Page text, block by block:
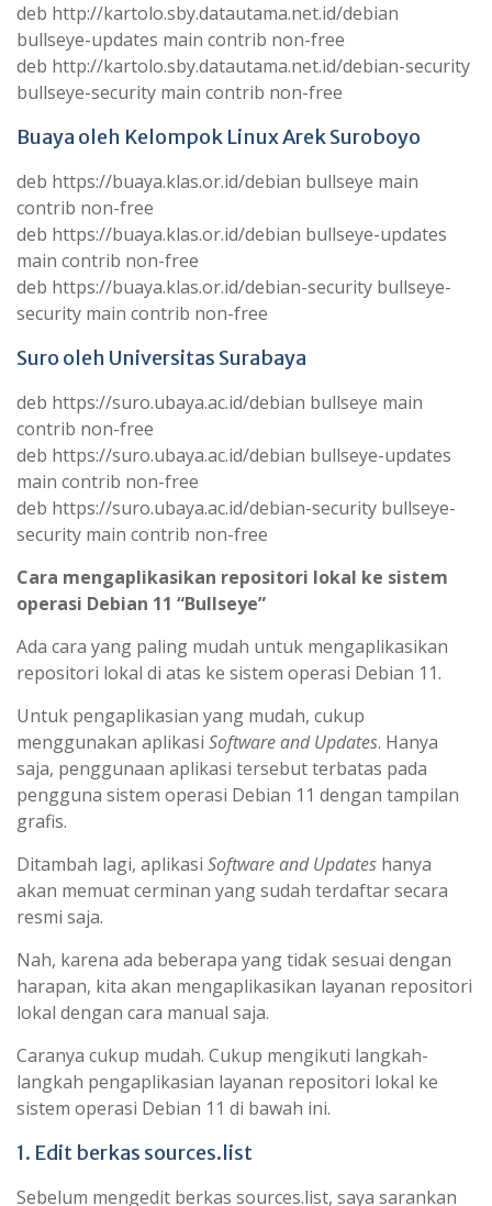
deb http://kartolo.sby.datautama.net.id/debian
bullseye-updates main contrib non-free
deb http://kartolo.sby.datautama.net.id/debian-security
bullseye-security main contrib non-free
Buaya oleh Kelompok Linux Arek Suroboyo
deb https://buaya.klas.or.id/debian bullseye main
contrib non-free
deb https://buaya.klas.or.id/debian bullseye-updates
main contrib non-free
deb https://buaya.klas.or.id/debian-security bullseye-
security main contrib non-free
Suro oleh Universitas Surabaya
deb https://suro.ubaya.ac.id/debian bullseye main
contrib non-free
deb https://suro.ubaya.ac.id/debian bullseye-updates
main contrib non-free
deb https://suro.ubaya.ac.id/debian-security bullseye-
security main contrib non-free
Cara mengaplikasikan repositori lokal ke sistem
operasi Debian 11 “Bullseye”
Ada cara yang paling mudah untuk mengaplikasikan
repositori lokal di atas ke sistem operasi Debian 11.
Untuk pengaplikasian yang mudah, cukup
menggunakan aplikasi Software and Updates. Hanya
saja, penggunaan aplikasi tersebut terbatas pada
pengguna sistem operasi Debian 11 dengan tampilan
grafis.
Ditambah lagi, aplikasi Software and Updates hanya
akan memuat cerminan yang sudah terdaftar secara
resmi saja.
Nah, karena ada beberapa yang tidak sesuai dengan
harapan, kita akan mengaplikasikan layanan repositori
lokal dengan cara manual saja.
Caranya cukup mudah. Cukup mengikuti langkah-
langkah pengaplikasian layanan repositori lokal ke
sistem operasi Debian 11 di bawah ini.
1. Edit berkas sources.list
Sebelum mengedit berkas sources.list, saya sarankan